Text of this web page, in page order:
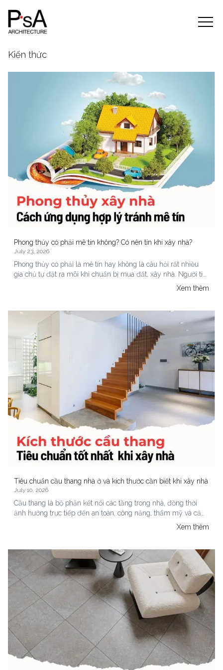
Kiến thức
Phong thủy có phải mê tín không? Có nên tin khi xây nhà?
July 23, 2026
Phong thủy có phải là mê tín hay không là câu hỏi rất nhiều
gia chủ tự đặt ra mỗi khi chuẩn bị mua đất, xây nhà. Người tin
thì cẩn trọng xét hướng. Người hoài nghi thì cho rằng tất cả chỉ
phong thủy hợp lý khi làm nhà.
Xem thêm
Tiêu chuẩn cầu thang nhà ở và kích thước cần biết khi xây nhà
July 10, 2026
Cầu thang là bộ phận kết nối các tầng trong nhà, đồng thời
ảnh hưởng trực tiếp đến an toàn, công năng, thẩm mỹ và cảm
giác di chuyển hằng ngày. Một cầu thang đẹp nhưng bậc quá
xây mới hoặc cải tạo nhà nhiều tầng, gia chủ nên hiểu các tiêu
chuẩn cầu thang cơ bản để trao đổi dễ hơn với kiến trúc sư,
kỹ sư và đơn vị thi công.
Xem thêm